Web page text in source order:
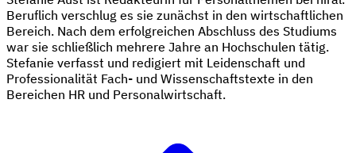
Beruflich verschlug es sie zunächst in den wirtschaftlichen
Bereich. Nach dem erfolgreichen Abschluss des Studiums
war sie schließlich mehrere Jahre an Hochschulen tätig.
Stefanie verfasst und redigiert mit Leidenschaft und
Professionalität Fach- und Wissenschaftstexte in den
Bereichen HR und Personalwirtschaft.